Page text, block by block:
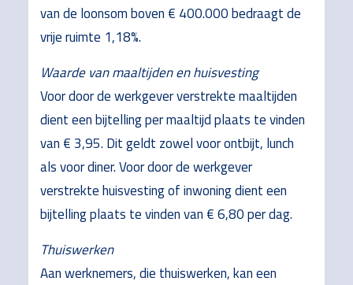
van de loonsom boven € 400.000 bedraagt de
vrije ruimte 1,18%.
Waarde van maaltijden en huisvesting
Voor door de werkgever verstrekte maaltijden
dient een bijtelling per maaltijd plaats te vinden
van € 3,95. Dit geldt zowel voor ontbijt, lunch
als voor diner. Voor door de werkgever
verstrekte huisvesting of inwoning dient een
bijtelling plaats te vinden van € 6,80 per dag.
Thuiswerken
Aan werknemers, die thuiswerken, kan een